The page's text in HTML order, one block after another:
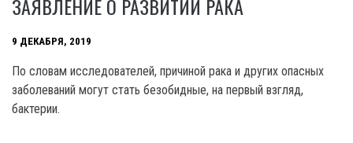
ЗАЯВЛЕНИЕ О РАЗВИТИИ РАКА
9 ДЕКАБРЯ, 2019
По словам исследователей, причиной рака и других опасных
заболеваний могут стать безобидные, на первый взгляд,
бактерии.